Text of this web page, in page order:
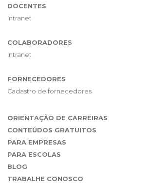
DOCENTES
Intranet
COLABORADORES
Intranet
FORNECEDORES
Cadastro de fornecedores
ORIENTAÇÃO DE CARREIRAS
CONTEÚDOS GRATUITOS
PARA EMPRESAS
PARA ESCOLAS
BLOG
TRABALHE CONOSCO